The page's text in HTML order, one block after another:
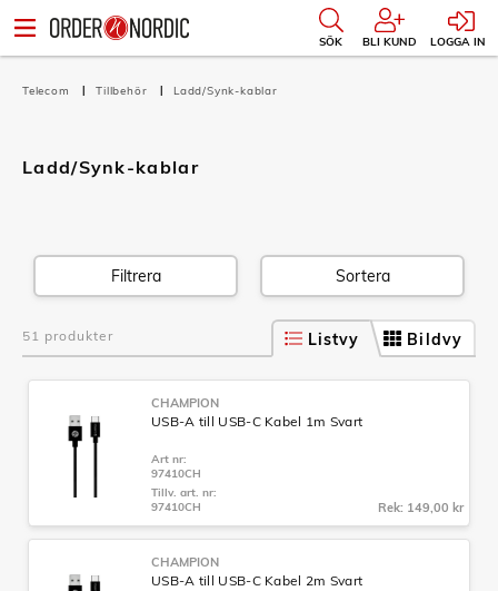
SÖK BLI KUND LOGGA IN
Telecom Tillbehör Ladd/Synk-kablar
Ladd/Synk-kablar
Filtrera Sortera
51 produkter Bildvy
Listvy
CHAMPION
USB-A till USB-C Kabel 1m Svart
Art nr:
97410CH
Tillv. art. nr:
97410CH
Rek: 149,00 kr
CHAMPION
USB-A till USB-C Kabel 2m Svart